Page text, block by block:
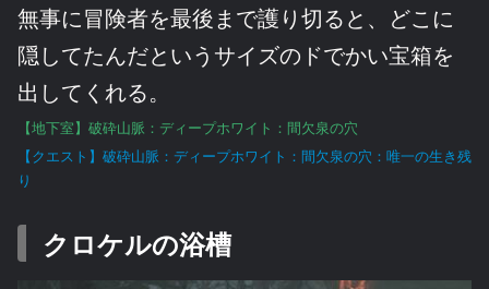
無事に冒険者を最後まで護り切ると、どこに
隠してたんだというサイズのドでかい宝箱を
出してくれる。
【地下室】破砕山脈：ディープホワイト：間欠泉の穴
【クエスト】破砕山脈：ディープホワイト：間欠泉の穴：唯一の生き残
り
クロケルの浴槽